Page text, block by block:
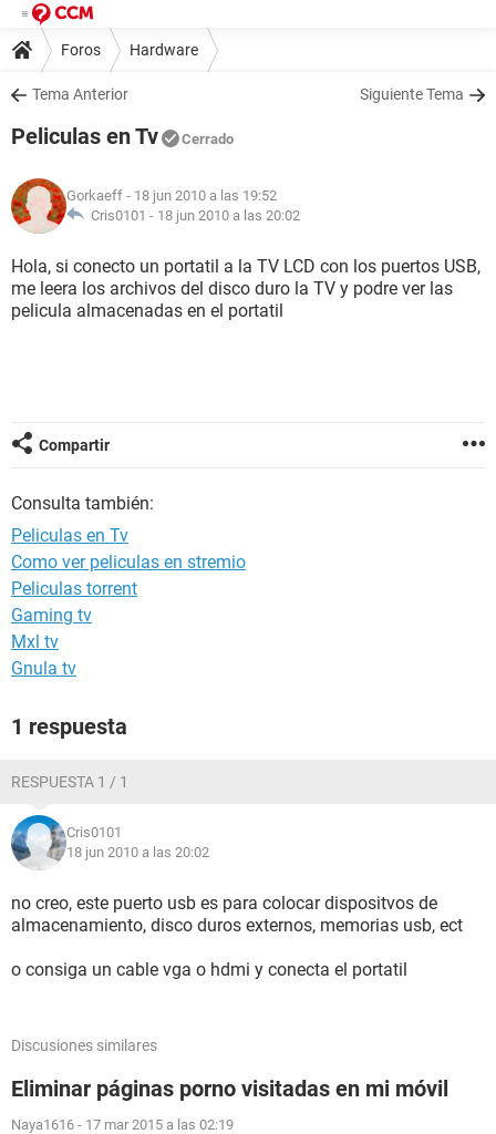
Foros Hardware
Tema Anterior Siguiente Tema
Peliculas en Tv Cerrado
Gorkaeff - 18 jun 2010 a las 19:52
Cris0101 - 18 jun 2010 a las 20:02
Hola, si conecto un portatil a la TV LCD con los puertos USB,
me leera los archivos del disco duro la TV y podre ver las
pelicula almacenadas en el portatil
Compartir
Consulta también:
Peliculas en Tv
Como ver peliculas en stremio
Peliculas torrent
Gaming tv
Mxl tv
Gnula tv
1 respuesta
RESPUESTA 1 / 1
Cris0101
18 jun 2010 a las 20:02
no creo, este puerto usb es para colocar dispositvos de
almacenamiento, disco duros externos, memorias usb, ect
o consiga un cable vga o hdmi y conecta el portatil
Discusiones similares
Eliminar páginas porno visitadas en mi móvil
Naya1616 - 17 mar 2015 a las 02:19